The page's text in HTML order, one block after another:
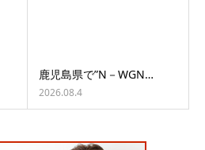
鹿児島県で”N－WGN…
2026.08.4